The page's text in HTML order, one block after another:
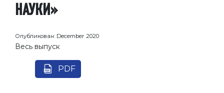
НАУКИ»
Опубликован: December 2020
Весь выпуск
PDF